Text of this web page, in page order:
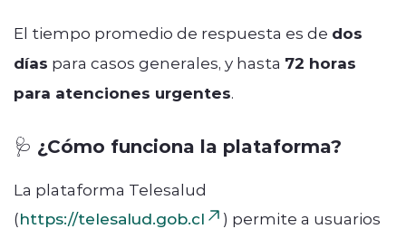
El tiempo promedio de respuesta es de dos
días para casos generales, y hasta 72 horas
para atenciones urgentes.
🩺 ¿Cómo funciona la plataforma?
La plataforma Telesalud
(https://telesalud.gob.cl
) permite a usuarios